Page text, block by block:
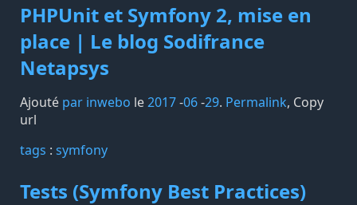
PHPUnit et Symfony 2, mise en
place | Le blog Sodifrance
Netapsys
Ajouté par inwebo le2017-06-29. Permalink, Copy
url
tags️ : symfony
Tests (Symfony Best Practices)